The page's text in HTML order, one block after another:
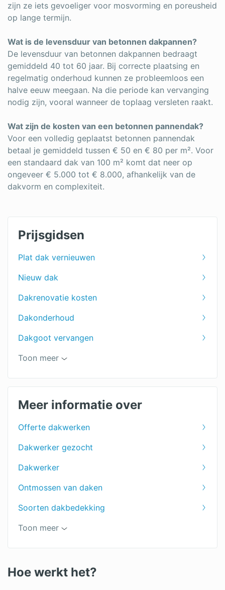
zijn ze iets gevoeliger voor mosvorming en poreusheid
op lange termijn.
Wat is de levensduur van betonnen dakpannen?
De levensduur van betonnen dakpannen bedraagt
gemiddeld 40 tot 60 jaar. Bij correcte plaatsing en
regelmatig onderhoud kunnen ze probleemloos een
halve eeuw meegaan. Na die periode kan vervanging
nodig zijn, vooral wanneer de toplaag versleten raakt.
Wat zijn de kosten van een betonnen pannendak?
Voor een volledig geplaatst betonnen pannendak
betaal je gemiddeld tussen € 50 en € 80 per m². Voor
een standaard dak van 100 m² komt dat neer op
ongeveer € 5.000 tot € 8.000, afhankelijk van de
dakvorm en complexiteit.
Prijsgidsen
Plat dak vernieuwen
Nieuw dak
Dakrenovatie kosten
Dakonderhoud
Dakgoot vervangen
Prijs dakpannen per m2
Groendak
Dakreparatie
Toon meer
Meer informatie over
Offerte dakwerken
Dakwerker gezocht
Dakwerker
Ontmossen van daken
Soorten dakbedekking
Soorten dakpannen
Keramische dakpannen
Leien dak
Toon meer
Hoe werkt het?